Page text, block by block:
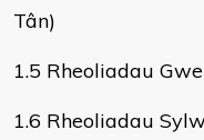
Tân)
1.5 Rheoliadau
1.6 Rheoliadau